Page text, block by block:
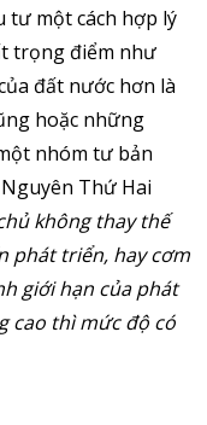
tư một cách hợp lý
trọng điểm như
đất nước hơn là
hoặc những
nhóm tư bản
Thứ Hai
không thay thế
phát triển, hay cơm
giới hạn của phát
cao thì mức độ có